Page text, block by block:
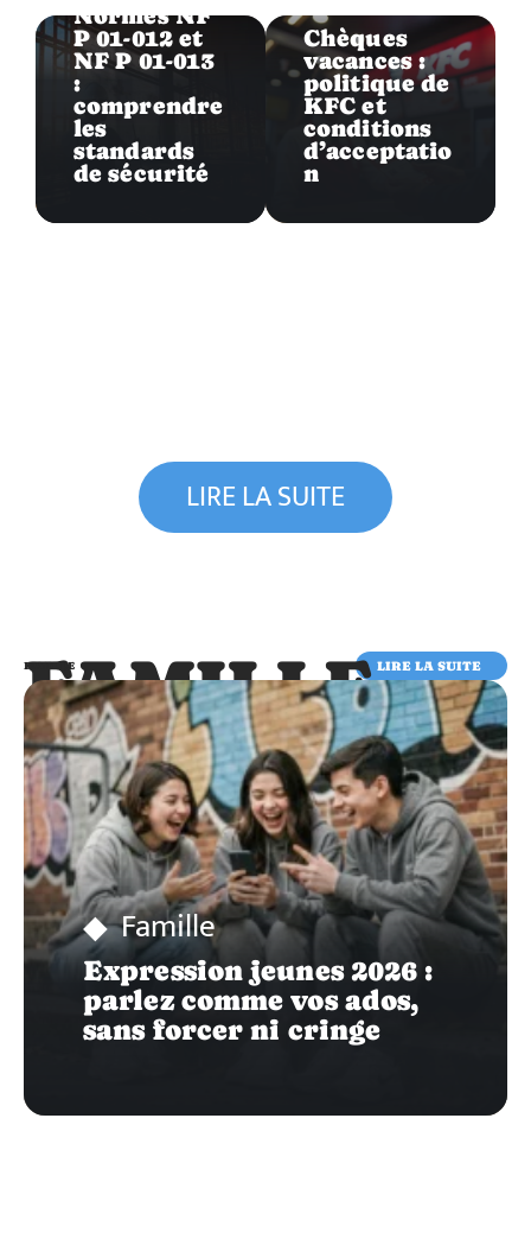
Normes NF
P 01-012 et
NF P 01-013
:
comprendre
les
standards
de sécurité
Chèques
vacances :
politique de
KFC et
conditions
d’acceptatio
n
LIRE LA SUITE
FAMILLE
FAMILLE LIRE LA SUITE
Famille
Expression jeunes 2026 :
parlez comme vos ados,
sans forcer ni cringe